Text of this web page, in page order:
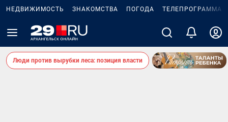
НЕДВИЖИМОСТЬ ЗНАКОМСТВА ПОГОДА ТЕЛЕПРОГРАММА
Люди против вырубки леса: позиция власти